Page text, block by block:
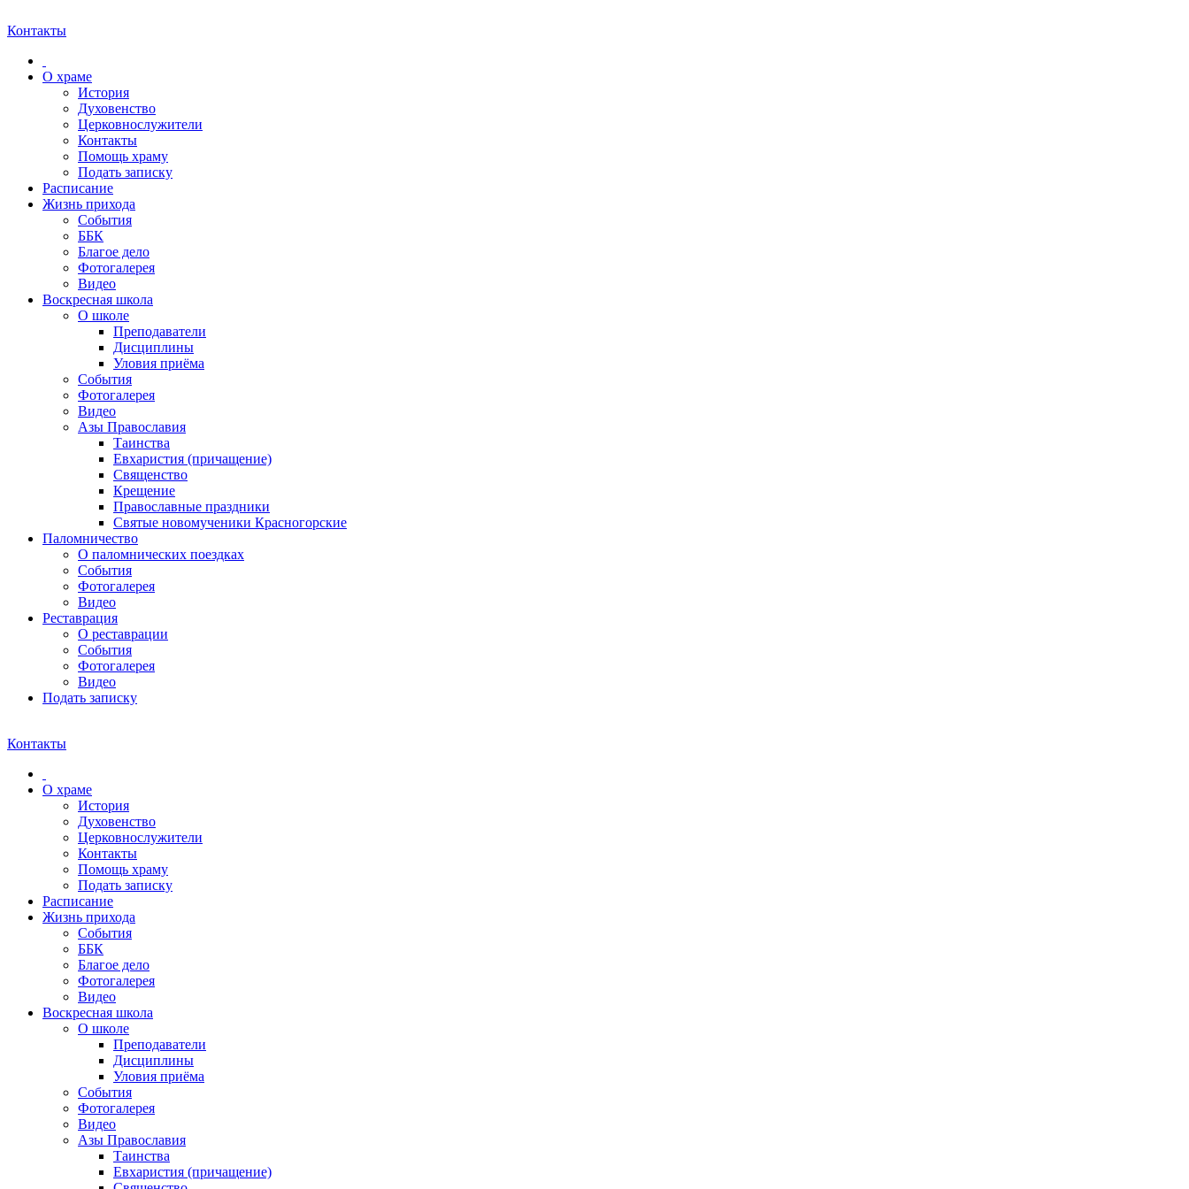
Контакты
О храме
История
Духовенство
Церковнослужители
Контакты
Помощь храму
Подать записку
Расписание
Жизнь прихода
События
ББК
Благое дело
Фотогалерея
Видео
Воскресная школа
О школе
Преподаватели
Дисциплины
Уловия приёма
События
Фотогалерея
Видео
Азы Православия
Таинства
Евхаристия (причащение)
Священство
Крещение
Православные праздники
Святые новомученики Красногорские
Паломничество
О паломнических поездках
События
Фотогалерея
Видео
Реставрация
О реставрации
События
Фотогалерея
Видео
Подать записку
Контакты
О храме
История
Духовенство
Церковнослужители
Контакты
Помощь храму
Подать записку
Расписание
Жизнь прихода
События
ББК
Благое дело
Фотогалерея
Видео
Воскресная школа
О школе
Преподаватели
Дисциплины
Уловия приёма
События
Фотогалерея
Видео
Азы Православия
Таинства
Евхаристия (причащение)